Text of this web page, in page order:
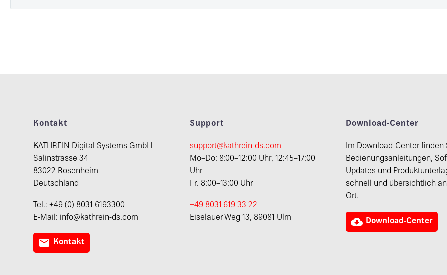
Kontakt
KATHREIN Digital Systems GmbH
Salinstrasse 34
83022 Rosenheim
Deutschland
Tel.: +49 (0) 8031 6193300
E-Mail: info@kathrein-ds.com
 Kontakt
Support
support@kathrein-ds.com
Mo–Do: 8:00–12:00 Uhr, 12:45–17:00
Uhr
Fr. 8:00–13:00 Uhr
+49 8031 619 33 22
Eiselauer Weg 13, 89081 Ulm
Download-Center
Im Download-Center finden
Bedienungsanleitungen,
Updates und
schnell und übersichtlich
Ort.
 Download-Center